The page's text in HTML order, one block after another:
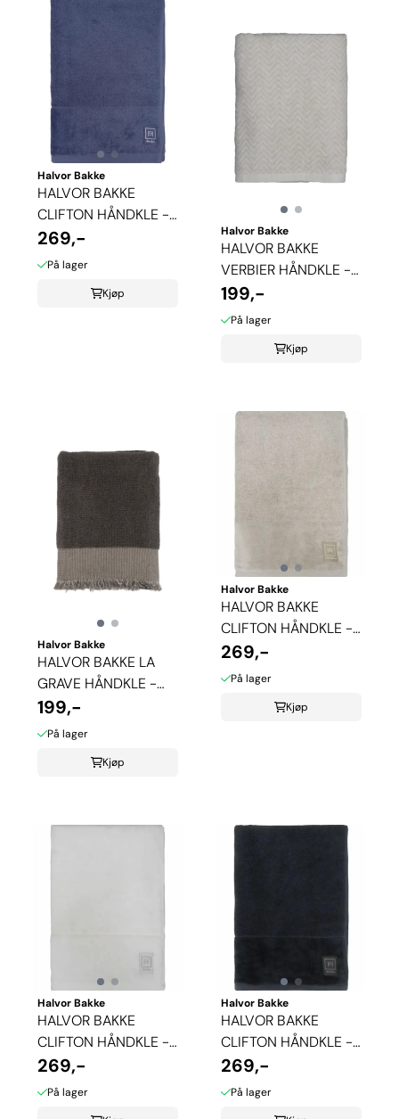
Halvor Bakke
HALVOR BAKKE
CLIFTON HÅNDKLE -
MIDNIGHT BLUE
269,-
På lager
Kjøp
Halvor Bakke
HALVOR BAKKE
VERBIER HÅNDKLE -
PURE CASHMERE
199,-
På lager
Kjøp
Halvor Bakke
HALVOR BAKKE LA
GRAVE HÅNDKLE -
MULDVARP
199,-
På lager
Kjøp
Halvor Bakke
HALVOR BAKKE
CLIFTON HÅNDKLE -
PURE CASHMERE
269,-
På lager
Kjøp
Halvor Bakke
HALVOR BAKKE
CLIFTON HÅNDKLE -
BRILLIANT WHITE
269,-
På lager
Halvor Bakke
HALVOR BAKKE
CLIFTON HÅNDKLE -
SVART
269,-
På lager